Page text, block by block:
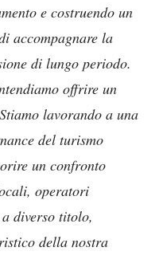
e costruendo un
accompagnare la
di lungo periodo.
offrire un
lavorando a una
del turismo
un confronto
operatori
diverso titolo,
della nostra